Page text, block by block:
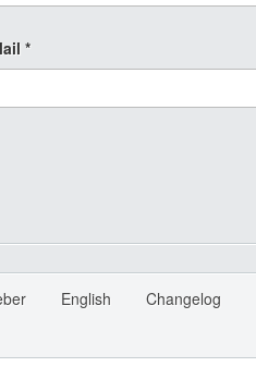
*
English Changelog